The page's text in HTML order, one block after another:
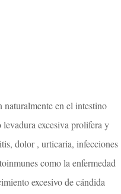
en el intestino
levadura excesiva prolifera y
dolor , urticaria, infecciones
como la enfermedad
excesivo de cándida